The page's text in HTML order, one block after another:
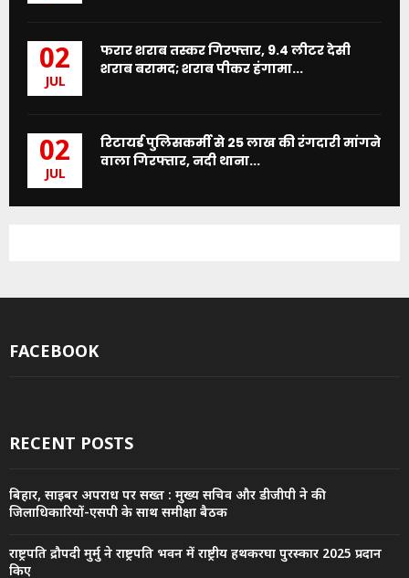
02
JUL
फरार शराब तस्कर गिरफ्तार, 9.4 लीटर देसी
शराब बरामद; शराब पीकर हंगामा...
02
JUL
रिटायर्ड पुलिसकर्मी से 25 लाख की रंगदारी मांगने
वाला गिरफ्तार, नदी थाना...
FACEBOOK
RECENT POSTS
बिहार, साइबर अपराध पर सख्त : मुख्य सचिव और डीजीपी ने की
जिलाधिकारियों-एसपी के साथ समीक्षा बैठक
राष्ट्रपति द्रौपदी मुर्मु ने राष्ट्रपति भवन में राष्ट्रीय हथकरघा पुरस्कार 2025 प्रदान
किए